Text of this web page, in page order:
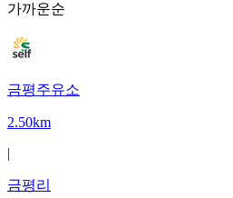
가까운순
금평주유소
2.50km
|
금평리